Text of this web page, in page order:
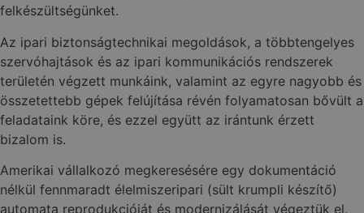
felkészültségünket.
Az ipari biztonságtechnikai megoldások, a többtengelyes
szervóhajtások és az ipari kommunikációs rendszerek
területén végzett munkáink, valamint az egyre nagyobb és
összetettebb gépek felújítása révén folyamatosan bővült a
feladataink köre, és ezzel együtt az irántunk érzett
bizalom is.
Amerikai vállalkozó megkeresésére egy dokumentáció
nélkül fennmaradt élelmiszeripari (sült krumpli készítő)
automata reprodukcióját és modernizálását végeztük el,